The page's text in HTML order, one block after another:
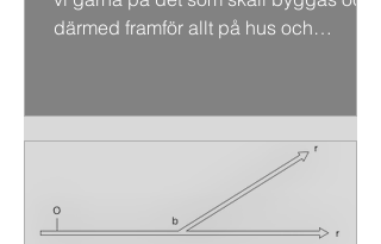
därmed framför allt på hus och